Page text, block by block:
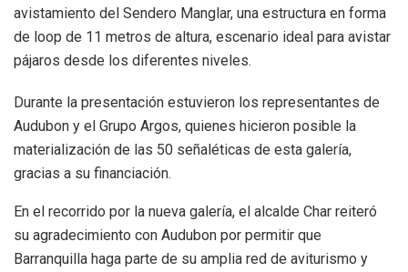
avistamiento del Sendero Manglar, una estructura en forma
de loop de 11 metros de altura, escenario ideal para avistar
pájaros desde los diferentes niveles.
Durante la presentación estuvieron los representantes de
Audubon y el Grupo Argos, quienes hicieron posible la
materialización de las 50 señaléticas de esta galería,
gracias a su financiación.
En el recorrido por la nueva galería, el alcalde Char reiteró
su agradecimiento con Audubon por permitir que
Barranquilla haga parte de su amplia red de aviturismo y